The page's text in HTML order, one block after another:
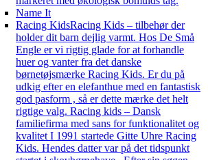
Name It
Racing KidsRacing Kids – tilbehør der
holder dit barn dejlig varmt. Hos De Små
Engle er vi rigtig glade for at forhandle
huer og vanter fra det danske
børnetøjsmærke Racing Kids. Er du på
udkig efter en elefanthue med en fantastisk
god pasform , så er dette mærke det helt
rigtige valg. Racing kids – Dansk
familiefirma med sans for funktionalitet og
kvalitet I 1991 startede Gitte Uhre Racing
Kids. Hendes datter var på det tidspunkt